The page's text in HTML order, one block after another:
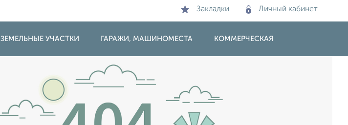
Закладки Личный кабинет
ЗЕМЕЛЬНЫЕ УЧАСТКИ ГАРАЖИ, МАШИНОМЕСТА КОММЕРЧЕСКАЯ